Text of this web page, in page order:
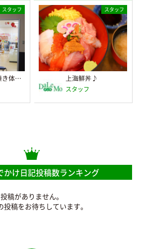
スタッフ
おせんべい焼き体験コーナー
スタッフ
上海鮮丼♪
スタッフ
かけ日記投稿数ランキング
投稿がありません。
投稿をお待ちしています。